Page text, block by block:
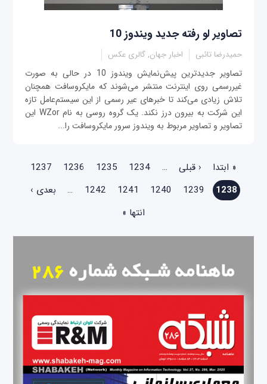
تصاویر لو رفته جدید ویندوز 10
حمیدرضا تائبی اخبار جهان, گالری عکس
تصاویر جدیدترین پیش‌نمایش ویندوز 10 در حالی به صورت
غیررسمی روی اینترنت منتشر می‌شوند که مایکروسافت همچنان
تلاش زیادی می‌کند تا خبرهای عیر رسمی از این سیستم‌عامل‌ تازه
این شرکت به بیرون درز نکند. یک گروه روسی به نام WZor این
تصاویر و تصاویر مربوط به ویندوز سرور مایکروسافت را...
صفحه‌ها
« ابتدا ‹ قبلی …
1234
1235
1236
1237
1238
1239
1240
1241
1242
…
بعدی ›
انتها »